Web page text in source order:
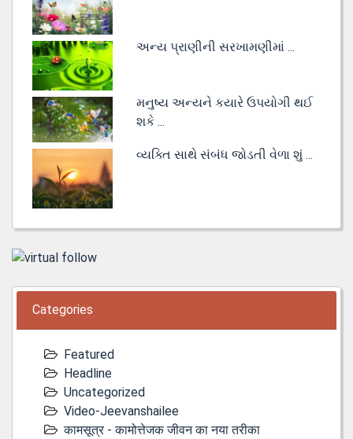
અન્ય પ્રાણીની સરખામણીમાં ...
મનુષ્ય અન્યને કયારે ઉપયોગી થઈ
શકે ...
વ્યક્તિ સાથે સંબંધ જોડતી વેળા શું ...
Categories
Featured
Headline
Uncategorized
Video-Jeevanshailee
कामसूत्र - कामोत्तेजक जीवन का नया तरीका